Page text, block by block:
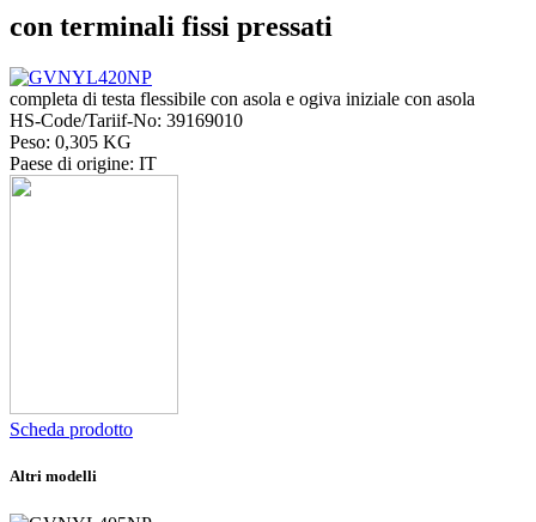
con terminali fissi pressati
completa di testa flessibile con asola e ogiva iniziale con asola
HS-Code/Tariif-No: 39169010
Peso: 0,305 KG
Paese di origine: IT
Scheda prodotto
Altri modelli